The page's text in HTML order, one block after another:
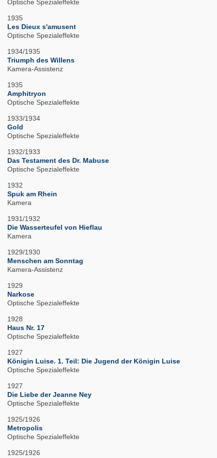
Optische Spezialeffekte
1935
Les Dieux s'amusent
Optische Spezialeffekte
1934/1935
Triumph des Willens
Kamera-Assistenz
1935
Amphitryon
Optische Spezialeffekte
1933/1934
Gold
Optische Spezialeffekte
1932/1933
Das Testament des Dr. Mabuse
Optische Spezialeffekte
1932
Spuk am Rhein
Kamera
1931/1932
Die Wasserteufel von Hieflau
Kamera
1929/1930
Menschen am Sonntag
Kamera-Assistenz
1929
Narkose
Optische Spezialeffekte
1928
Haus Nr. 17
Optische Spezialeffekte
1927
Königin Luise. 1. Teil: Die Jugend der Königin Luise
Optische Spezialeffekte
1927
Die Liebe der Jeanne Ney
Optische Spezialeffekte
1925/1926
Metropolis
Optische Spezialeffekte
1925/1926